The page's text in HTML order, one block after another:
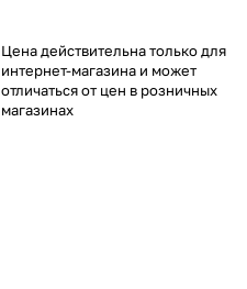
Цена действительна только для
интернет-магазина и может
отличаться от цен в розничных
магазинах